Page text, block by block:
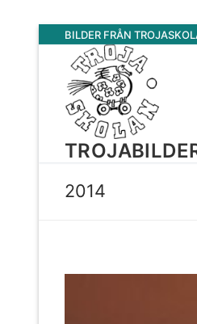
Hoppa
innehåll
BILDER FRÅN
2014